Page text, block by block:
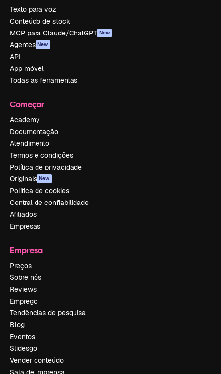
Texto para voz
Conteúdo de stock
MCP para Claude/ChatGPT New
Agentes New
API
App móvel
Todas as ferramentas
Começar
Academy
Documentação
Atendimento
Termos e condições
Política de privacidade
Originais New
Política de cookies
Central de confiabilidade
Afiliados
Empresas
Empresa
Preços
Sobre nós
Reviews
Emprego
Tendências de pesquisa
Blog
Eventos
Slidesgo
Vender conteúdo
Sala de imprensa